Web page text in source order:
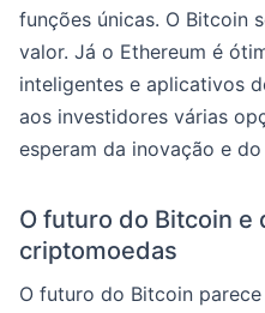
funções únicas. O Bitcoin
valor. Já o Ethereum é
inteligentes e aplicativos
aos investidores várias
esperam da inovação e
O futuro do Bitcoin e
criptomoedas
O futuro do Bitcoin